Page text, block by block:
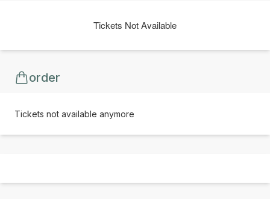
Tickets Not Available
order
Tickets not available anymore